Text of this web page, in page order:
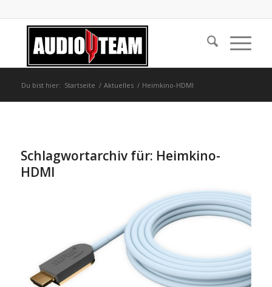
Du bist hier: Startseite / Aktuelles / Heimkino-HDMI
Schlagwortarchiv für: Heimkino-
HDMI